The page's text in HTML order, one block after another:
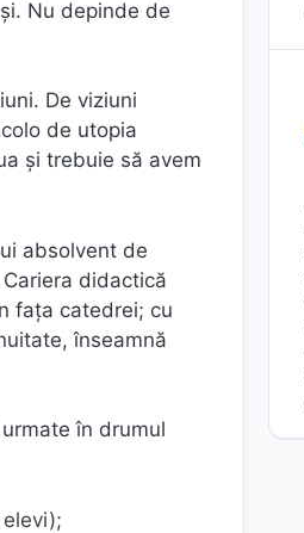
Nu depinde de
De viziuni
de utopia
și trebuie să avem
absolvent de
didactică
fața catedrei; cu
înseamnă
în drumul